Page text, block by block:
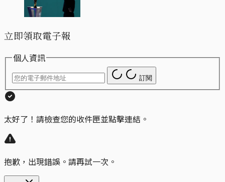
立即領取電子報
個人資訊
訂閱
太好了！請檢查您的收件匣並點擊連結。
抱歉，出現錯誤。請再試一次。